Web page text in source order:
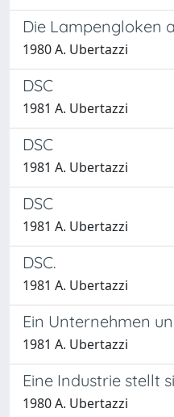
Die Lampengloken
1980 A. Ubertazzi
DSC
1981 A. Ubertazzi
DSC
1981 A. Ubertazzi
DSC
1981 A. Ubertazzi
DSC.
1981 A. Ubertazzi
Ein Unternehmen
1981 A. Ubertazzi
Eine Industrie stellt
1980 A. Ubertazzi